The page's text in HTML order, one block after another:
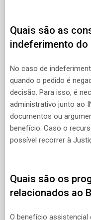
Quais são as
indeferimento
No caso de
quando o pedido é
decisão. Para isso, é
administrativo junto ao
documentos ou
benefício. Caso o
possível recorrer à
Quais são os
relacionados ao
O benefício